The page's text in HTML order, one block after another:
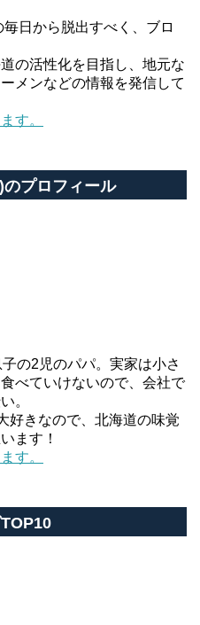
日から脱出すべく、ブロ
の活性化を目指し、地元な
メンなどの情報を発信して
す。
プロフィール
の2児のパパ。実家は小さ
べていけないので、会社で
。
好きなので、北海道の味覚
ます！
す。